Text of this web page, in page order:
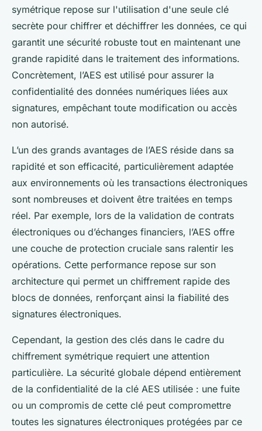
symétrique repose sur l'utilisation d'une seule clé
secrète pour chiffrer et déchiffrer les données, ce qui
garantit une sécurité robuste tout en maintenant une
grande rapidité dans le traitement des informations.
Concrètement, l’AES est utilisé pour assurer la
confidentialité des données numériques liées aux
signatures, empêchant toute modification ou accès
non autorisé.
L’un des grands avantages de l’AES réside dans sa
rapidité et son efficacité, particulièrement adaptée
aux environnements où les transactions électroniques
sont nombreuses et doivent être traitées en temps
réel. Par exemple, lors de la validation de contrats
électroniques ou d’échanges financiers, l’AES offre
une couche de protection cruciale sans ralentir les
opérations. Cette performance repose sur son
architecture qui permet un chiffrement rapide des
blocs de données, renforçant ainsi la fiabilité des
signatures électroniques.
Cependant, la gestion des clés dans le cadre du
chiffrement symétrique requiert une attention
particulière. La sécurité globale dépend entièrement
de la confidentialité de la clé AES utilisée : une fuite
ou un compromis de cette clé peut compromettre
toutes les signatures électroniques protégées par ce